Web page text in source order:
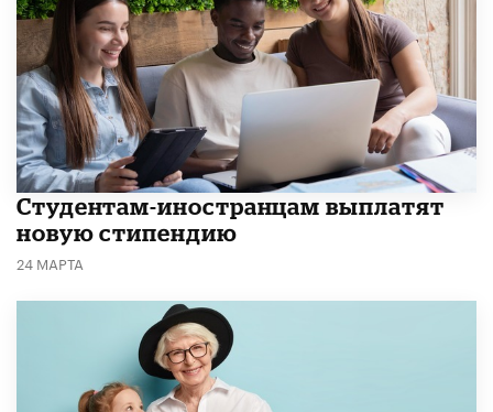
Студентам-иностранцам выплатят
новую стипендию
24 МАРТА